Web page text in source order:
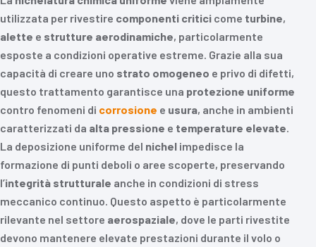
utilizzata per rivestire componenti critici come turbine,
alette e strutture aerodinamiche, particolarmente
esposte a condizioni operative estreme. Grazie alla sua
capacità di creare uno strato omogeneo e privo di difetti,
questo trattamento garantisce una protezione uniforme
contro fenomeni di corrosione e usura, anche in ambienti
caratterizzati da alta pressione e temperature elevate.
La deposizione uniforme del nichel impedisce la
formazione di punti deboli o aree scoperte, preservando
l’integrità strutturale anche in condizioni di stress
meccanico continuo. Questo aspetto è particolarmente
rilevante nel settore aerospaziale, dove le parti rivestite
devono mantenere elevate prestazioni durante il volo o